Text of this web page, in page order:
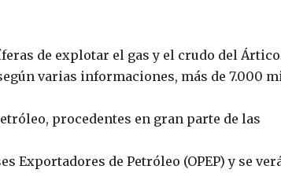
de explotar el gas y el crudo del
varias informaciones, más de 7.000
procedentes en gran parte de las
Exportadores de Petróleo (OPEP) y se